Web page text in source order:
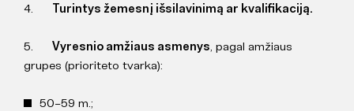
4. Turintys žemesnį išsilavinimą ar kvalifikaciją.
5. Vyresnio amžiaus asmenys, pagal amžiaus
grupes (prioriteto tvarka):
50–59 m.;